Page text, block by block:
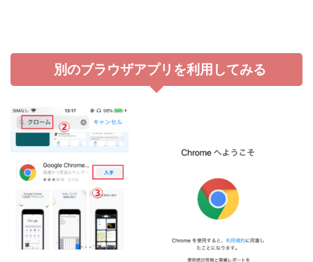
別のブラウザアプリを利用してみる